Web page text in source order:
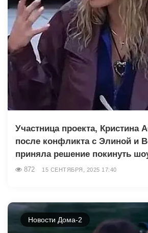
Участница проекта, Кристина
после конфликта с Элиной и
приняла решение покинуть
872 15 СЕНТЯБРЯ, 2025 17:40
Новости Дома-2